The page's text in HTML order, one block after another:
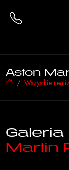
Aston
Wszystkie
Galeria
Martin